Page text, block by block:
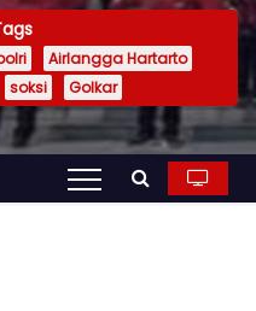
Airlangga Hartarto
soksi Golkar